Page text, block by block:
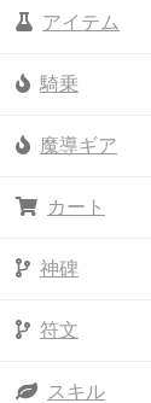
アイテム
騎乗
魔導ギア
カート
神碑
符文
スキル